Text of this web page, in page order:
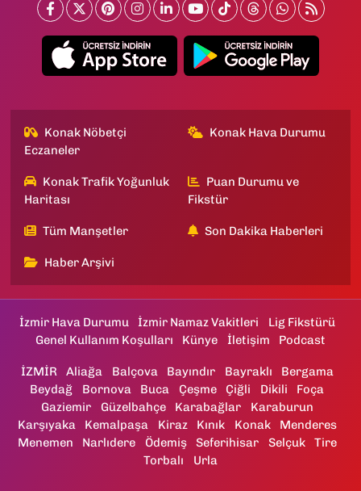
Konak Nöbetçi
Eczaneler
Konak Hava Durumu
Konak Trafik Yoğunluk
Haritası
Puan Durumu ve
Fikstür
Tüm Manşetler Son Dakika Haberleri
Haber Arşivi
İzmir Hava Durumu İzmir Namaz Vakitleri
Lig Fikstürü
Genel Kullanım Koşulları
Künye İletişim Podcast
İZMİR Aliağa Balçova Bayındır Bayraklı
Bergama
Beydağ
Bornova Buca Çeşme Çiğli Dikili
Foça
Gaziemir
Güzelbahçe Karabağlar
Karaburun
Karşıyaka
Kemalpaşa Kiraz Kınık Konak
Menderes
Menemen
Narlıdere Ödemiş Seferihisar Selçuk
Tire
Torbalı
Urla